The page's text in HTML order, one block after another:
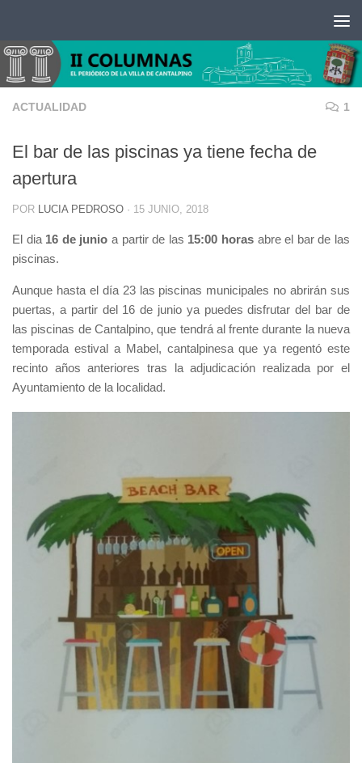
ACTUALIDAD 1
El bar de las piscinas ya tiene fecha de
apertura
POR LUCIA PEDROSO · 15 JUNIO, 2018
El dia 16 de junio a partir de las 15:00 horas abre el bar de las
piscinas.
Aunque hasta el día 23 las piscinas municipales no abrirán sus
puertas, a partir del 16 de junio ya puedes disfrutar del bar de
las piscinas de Cantalpino, que tendrá al frente durante la nueva
temporada estival a Mabel, cantalpinesa que ya regentó este
recinto años anteriores tras la adjudicación realizada por el
Ayuntamiento de la localidad.